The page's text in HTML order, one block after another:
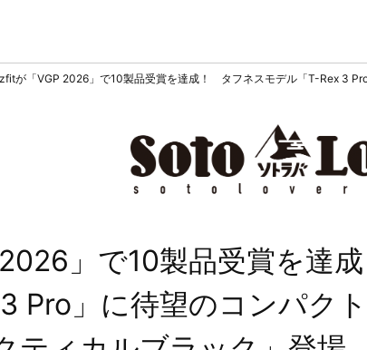
が「VGP 2026」で10製品受賞を達成！ タフネスモデル「T-Rex 3
」で10製品受賞を達
Pro」に待望のコンパク